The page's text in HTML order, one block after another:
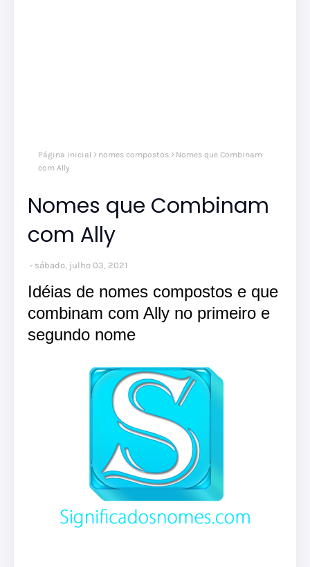
Página inicial nomes compostos
Nomes que Combinam
com Ally
Nomes que Combinam
com Ally
sábado, julho 03, 2021
Idéias de nomes compostos e que
combinam com Ally no primeiro e
segundo nome